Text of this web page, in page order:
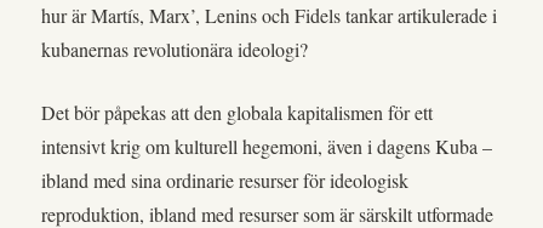
hur är Martís, Marx’, Lenins och Fidels tankar artikulerade i
kubanernas revolutionära ideologi?
Det bör påpekas att den globala kapitalismen för ett
intensivt krig om kulturell hegemoni, även i dagens Kuba –
ibland med sina ordinarie resurser för ideologisk
reproduktion, ibland med resurser som är särskilt utformade